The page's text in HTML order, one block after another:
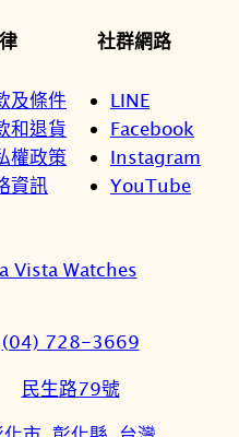
及條件
和退貨
權政策
資訊
社群網路
LINE
Facebook
Instagram
YouTube
Vista Watches
(04) 728-3669
民生路79號